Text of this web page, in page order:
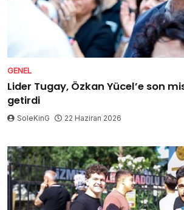
GENEL
Lider Tugay, Özkan Yücel’e son
getirdi
SoleKinG 22 Haziran 2026